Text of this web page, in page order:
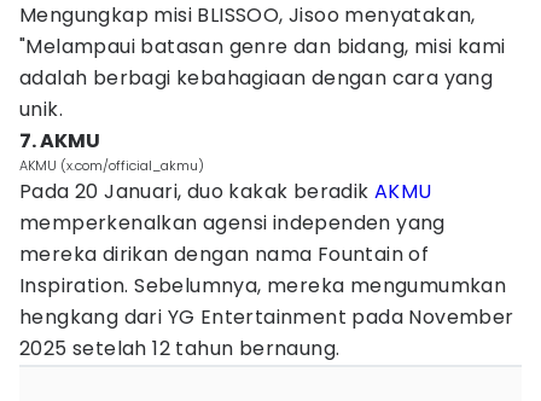
Mengungkap misi BLISSOO, Jisoo menyatakan,
"Melampaui batasan genre dan bidang, misi kami
adalah berbagi kebahagiaan dengan cara yang
unik.
7. AKMU
AKMU (x.com/official_akmu)
Pada 20 Januari, duo kakak beradik AKMU
memperkenalkan agensi independen yang
mereka dirikan dengan nama Fountain of
Inspiration. Sebelumnya, mereka mengumumkan
hengkang dari YG Entertainment pada November
2025 setelah 12 tahun bernaung.